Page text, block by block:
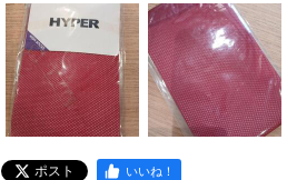
ポスト いいね！